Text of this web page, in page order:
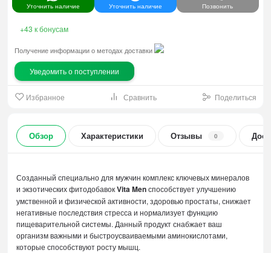
Уточнить наличие Уточнить наличие Позвонить
+43 к бонусам
Избранное Сравнить Поделиться
Получение информации о методах доставки
Уведомить о поступлении
Обзор Характеристики Отзывы 0
Созданный специально для мужчин комплекс ключевых минералов
и экзотических фитодобавокVita Menспособствует улучшению
умственной и физической активности, здоровью простаты, снижает
негативные последствия стресса и нормализует функцию
пищеварительной системы. Данный продукт снабжает ваш
организм важными и быстроусваиваемыми аминокислотами,
которые способствуют росту мышц.